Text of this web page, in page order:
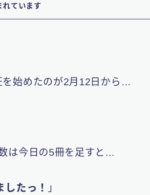
ています
始めたのが2月12日から…
は今日の5冊を足すと…
たっ！ 」